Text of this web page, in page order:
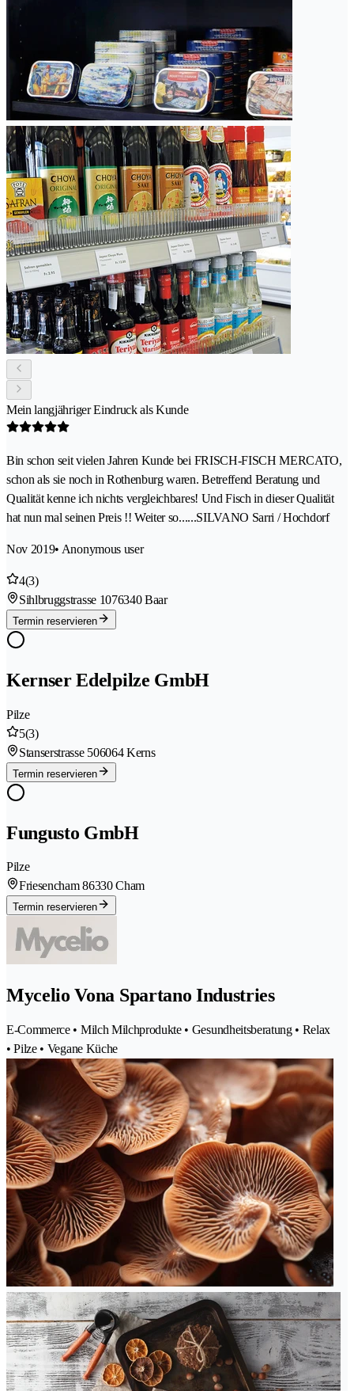
Mein langjähriger Eindruck als Kunde
Bin schon seit vielen Jahren Kunde bei FRISCH-FISCH MERCATO,
schon als sie noch in Rothenburg waren. Betreffend Beratung und
Qualität kenne ich nichts vergleichbares! Und Fisch in dieser Qualität
hat nun mal seinen Preis !! Weiter so......SILVANO Sarri / Hochdorf
Nov 2019• Anonymous user
4(3)
Sihlbruggstrasse 1076340 Baar
Termin reservieren
Kernser Edelpilze GmbH
Pilze
5(3)
Stanserstrasse 506064 Kerns
Termin reservieren
Fungusto GmbH
Pilze
Friesencham 86330 Cham
Termin reservieren
Mycelio Vona Spartano Industries
E-Commerce • Milch Milchprodukte • Gesundheitsberatung • Relax
• Pilze • Vegane Küche